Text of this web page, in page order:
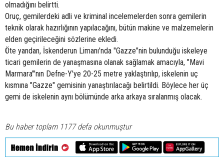
olmadığını belirtti.
Oruç, gemilerdeki adli ve kriminal incelemelerden sonra gemilerin
teknik olarak hazırlığının yapılacağını, bütün makine ve malzemelerin
elden geçirileceğini sözlerine ekledi.
Öte yandan, İskenderun Limanı'nda "Gazze"nin bulunduğu iskeleye
ticari gemilerin de yanaşmasına olanak sağlamak amacıyla, "Mavi
Marmara"'nın Defne-Y'ye 20-25 metre yaklaştırılıp, iskelenin uç
kısmına "Gazze" gemisinin yanaştırılacağı belirtildi. Böylece her üç
gemi de iskelenin aynı bölümünde arka arkaya sıralanmış olacak.
Bu haber toplam 1177 defa okunmuştur